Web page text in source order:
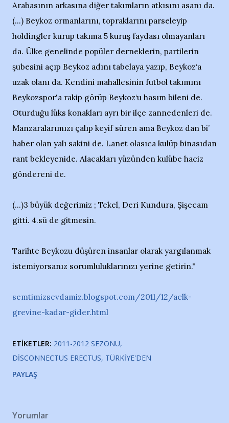
Arabasının arkasına diğer takımların atkısını asanı da.
(...) Beykoz ormanlarını, topraklarını parseleyip
holdingler kurup takıma 5 kuruş faydası olmayanları
da. Ülke genelinde popüler derneklerin, partilerin
şubesini açıp Beykoz adını tabelaya yazıp, Beykoz‘a
uzak olanı da. Kendini mahallesinin futbol takımını
Beykozspor'a rakip görüp Beykoz‘u hasım bileni de.
Oturduğu lüks konakları ayrı bir ilçe zannedenleri de.
Manzaralarımızı çalıp keyif süren ama Beykoz dan bi’
haber olan yalı sakini de. Lanet olasıca kulüp binasıdan
rant bekleyenide. Alacakları yüzünden kulübe haciz
göndereni de.
(...)3 büyük değerimiz ; Tekel, Deri Kundura, Şişecam
gitti. 4.sü de gitmesin.
Tarihte Beykozu düşüren insanlar olarak yargılanmak
istemiyorsanız sorumluluklarınızı yerine getirin."
semtimizsevdamiz.blogspot.com/2011/12/aclk-
grevine-kadar-gider.html
ETIKETLER: 2011-2012 SEZONU
DISCONNECTUS ERECTUS TÜRKIYE'DEN
PAYLAŞ
Yorumlar